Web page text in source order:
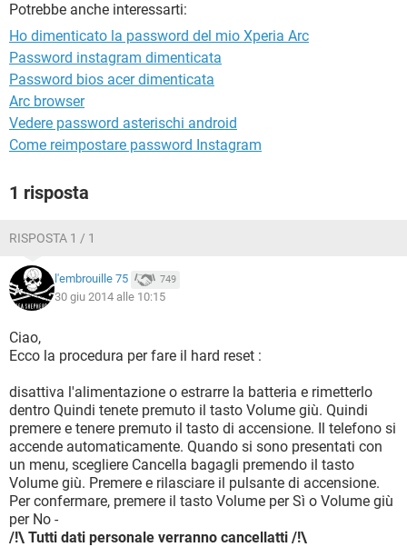
Potrebbe anche interessarti:
Ho dimenticato la password del mio Xperia Arc
Password instagram dimenticata
Password bios acer dimenticata
Arc browser
Vedere password asterischi android
Come reimpostare password Instagram
1 risposta
RISPOSTA 1 / 1
l'embrouille 75 749
30 giu 2014 alle 10:15
Ciao,
Ecco la procedura per fare il hard reset :
disattiva l'alimentazione o estrarre la batteria e rimetterlo
dentro Quindi tenete premuto il tasto Volume giù. Quindi
premere e tenere premuto il tasto di accensione. Il telefono si
accende automaticamente. Quando si sono presentati con
un menu, scegliere Cancella bagagli premendo il tasto
Volume giù. Premere e rilasciare il pulsante di accensione.
Per confermare, premere il tasto Volume per Sì o Volume giù
per No -
/!\ Tutti dati personale verranno cancellatti /!\